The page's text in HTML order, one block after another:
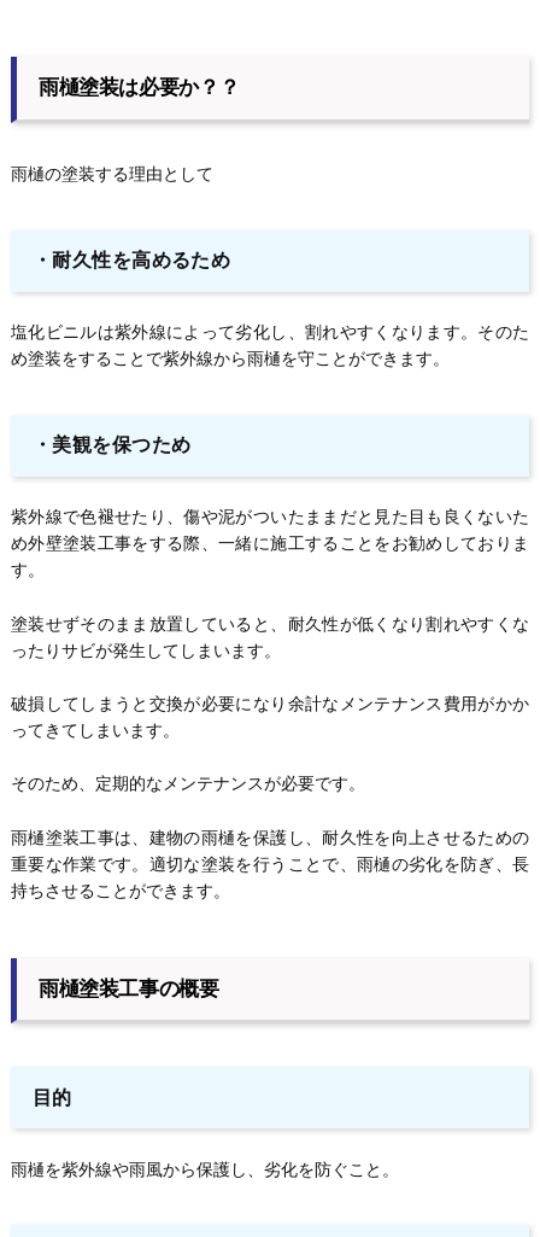
雨樋塗装は必要か？？
雨樋の塗装する理由として
・耐久性を高めるため
塩化ビニルは紫外線によって劣化し、割れやすくなります。そのた
め塗装をすることで紫外線から雨樋を守ことができます。
・ 美観を保つため
紫外線で色褪せたり、傷や泥がついたままだと見た目も良くないた
め外壁塗装工事をする際、一緒に施工することをお勧めしておりま
す。
塗装せずそのまま放置していると、耐久性が低くなり割れやすくな
ったりサビが発生してしまいます。
破損してしまうと交換が必要になり余計なメンテナンス費用がかか
ってきてしまいます。
そのため、定期的なメンテナンスが必要です。
雨樋塗装工事は、建物の雨樋を保護し、耐久性を向上させるための
重要な作業です。適切な塗装を行うことで、雨樋の劣化を防ぎ、長
持ちさせることができます。
雨樋塗装工事の概要
目的
雨樋を紫外線や雨風から保護し、劣化を防ぐこと。